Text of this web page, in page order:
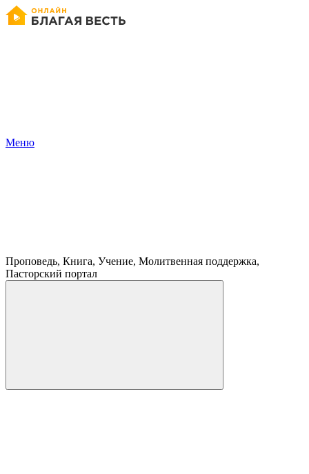
Меню
Проповедь, Книга, Учение, Молитвенная поддержка,
Пасторский портал